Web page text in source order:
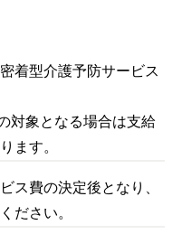
着型介護予防サービス
対象となる場合は支給
ます。
ス費の決定後となり、
ださい。